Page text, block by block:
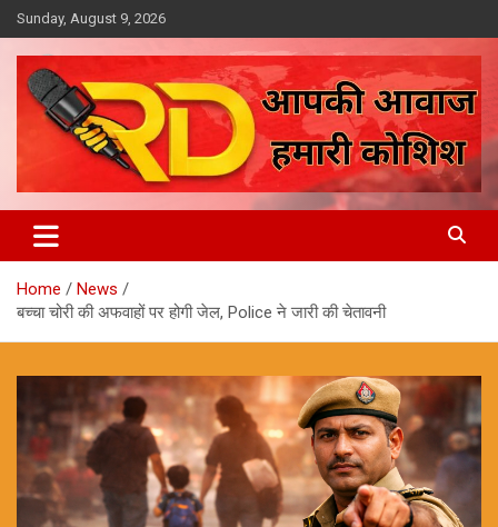
Skip
to
content
Sunday, August 9, 2026
Reporter Diaries
Home
News
बच्चा चोरी की अफवाहों पर होगी जेल, Police ने जारी की चेतावनी